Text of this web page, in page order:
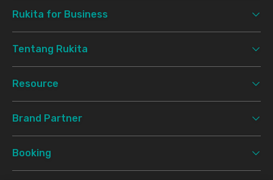
Rukita for Business
Tentang Rukita
Resource
Brand Partner
Booking